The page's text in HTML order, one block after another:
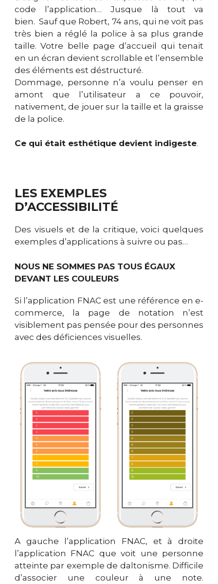
code l’application… Jusque là tout va
bien. Sauf que Robert, 74 ans, qui ne voit pas
très bien a réglé la police à sa plus grande
taille. Votre belle page d’accueil qui tenait
en un écran devient scrollable et l’ensemble
des éléments est déstructuré.
Dommage, personne n’a voulu penser en
amont que l’utilisateur a ce pouvoir,
nativement, de jouer sur la taille et la graisse
de la police.
Ce qui était esthétique devient indigeste.
LES EXEMPLES
D’ACCESSIBILITÉ
Des visuels et de la critique, voici quelques
exemples d’applications à suivre ou pas…
NOUS NE SOMMES PAS TOUS ÉGAUX
DEVANT LES COULEURS
Si l’application FNAC est une référence en e-
commerce, la page de notation n’est
visiblement pas pensée pour des personnes
avec des déficiences visuelles.
A gauche l’application FNAC, et à droite
l’application FNAC que voit une personne
atteinte par exemple de daltonisme. Difficile
d’associer une couleur à une note.